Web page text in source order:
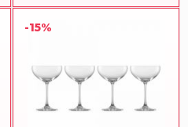
-15%